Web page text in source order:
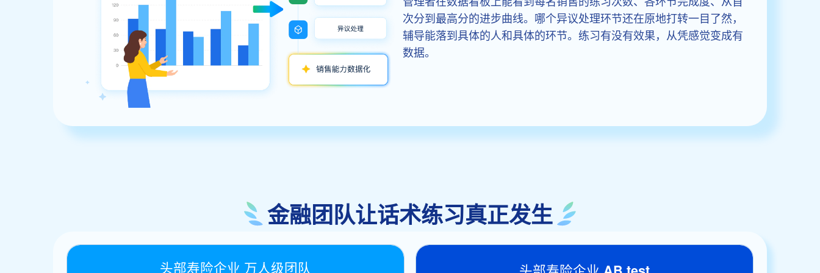
次分到最高分的进步曲线。哪个异议处理环节还在原地打转一目了然，
辅导能落到具体的人和具体的环节。练习有没有效果，从凭感觉变成有
数据。
金融团队让话术练习真正发生
头部寿险企业 万人级团队